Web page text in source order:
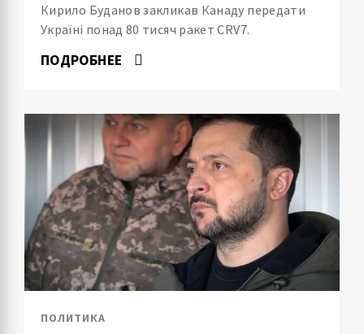
Кирило Буданов закликав Канаду передати
Україні понад 80 тисяч ракет CRV7.
ПОДРОБНЕЕ
ПОЛИТИКА